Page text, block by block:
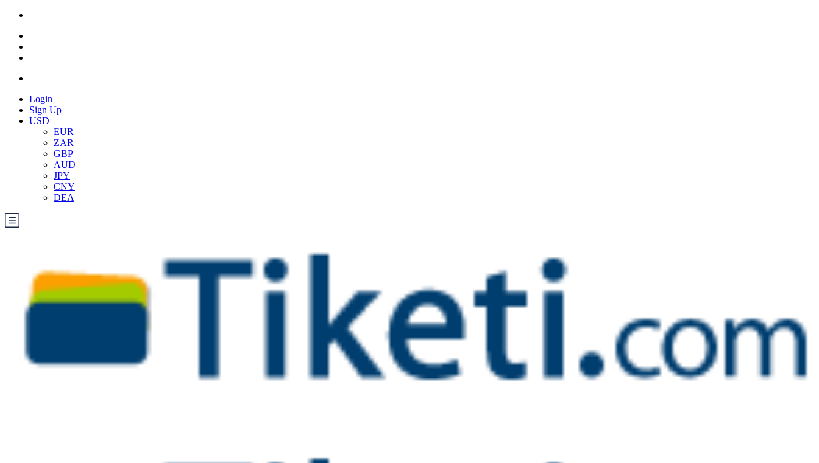
Login
Sign Up
USD
EUR
ZAR
GBP
AUD
JPY
CNY
DEA